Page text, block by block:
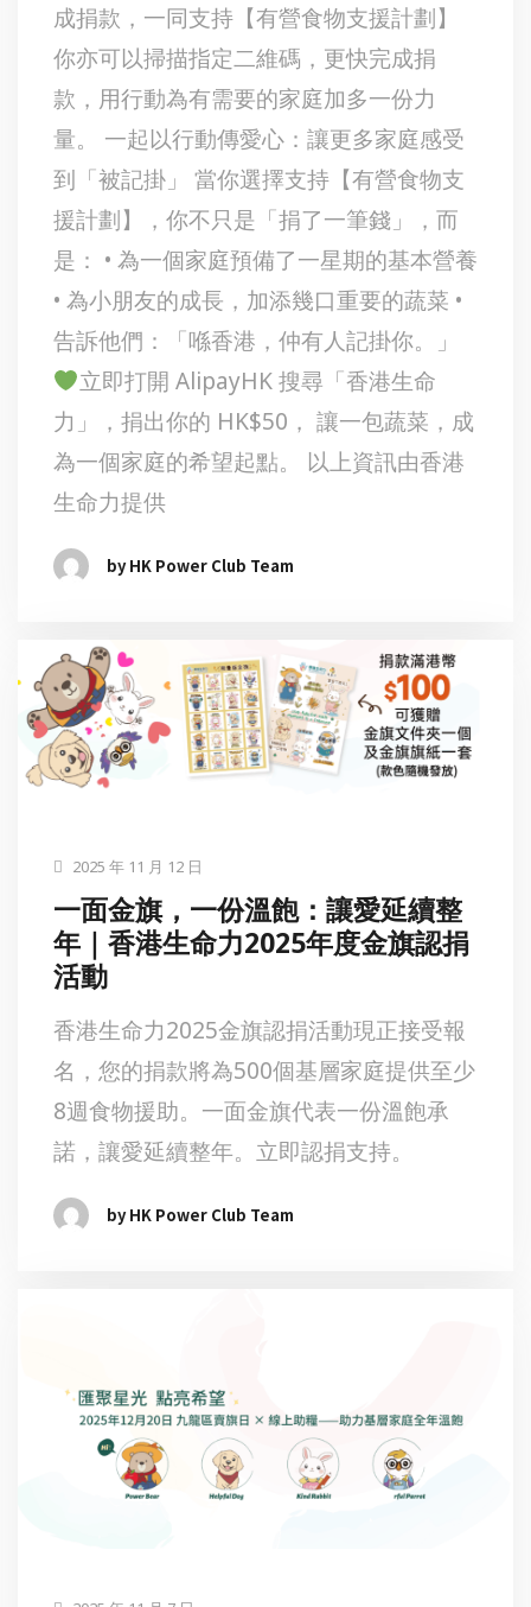
成捐款，一同支持【有營食物支援計劃】
你亦可以掃描指定二維碼，更快完成捐
款，用行動為有需要的家庭加多一份力
量。 一起以行動傳愛心：讓更多家庭感受
到「被記掛」 當你選擇支持【有營食物支
援計劃】，你不只是「捐了一筆錢」，而
是： • 為一個家庭預備了一星期的基本營養
• 為小朋友的成長，加添幾口重要的蔬菜 •
告訴他們：「喺香港，仲有人記掛你。」
立即打開 AlipayHK 搜尋「香港生命
力」，捐出你的 HK$50， 讓一包蔬菜，成
為一個家庭的希望起點。 以上資訊由香港
生命力提供
by HK Power Club Team
2025 年 11 月 12 日
一面金旗，一份溫飽：讓愛延續整
年｜香港生命力2025年度金旗認捐
活動
香港生命力2025金旗認捐活動現正接受報
名，您的捐款將為500個基層家庭提供至少
8週食物援助。一面金旗代表一份溫飽承
諾，讓愛延續整年。立即認捐支持。
by HK Power Club Team